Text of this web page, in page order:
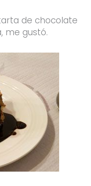
de chocolate
me gustó.